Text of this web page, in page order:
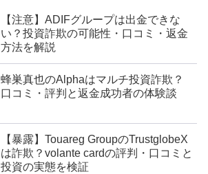
【注意】ADIFグループは出金できな
い？投資詐欺の可能性・口コミ・返金
方法を解説
蜂巣真也のAlphaはマルチ投資詐欺？
口コミ・評判と返金成功者の体験談
【暴露】Touareg GroupのTrustglobeX
は詐欺？volante cardの評判・口コミと
投資の実態を検証